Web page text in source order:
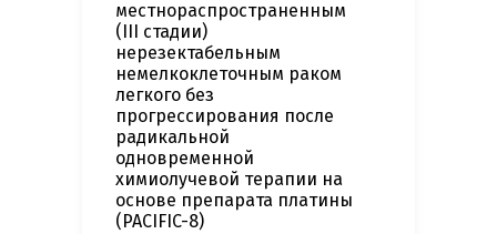
местнораспространенным
(III стадии)
нерезектабельным
немелкоклеточным раком
легкого без
прогрессирования после
радикальной
одновременной
химиолучевой терапии на
основе препарата платины
(PACIFIC-8)